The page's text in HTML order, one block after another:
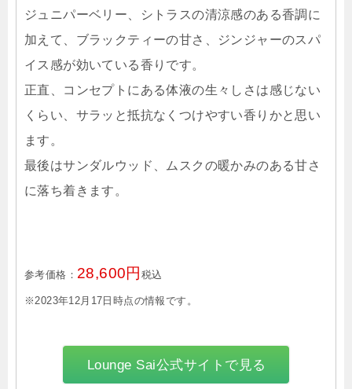
ジュニパーベリー、シトラスの清涼感のある香調に
加えて、ブラックティーの甘さ、ジンジャーのスパ
イス感が効いている香りです。
正直、コンセプトにある体液の生々しさは感じない
くらい、サラッと抵抗なくつけやすい香りかと思い
ます。
最後はサンダルウッド、ムスクの暖かみのある甘さ
に落ち着きます。
参考価格： 28,600円 税込
※2023年12月17日時点の情報です。
Lounge Sai公式サイトで見る